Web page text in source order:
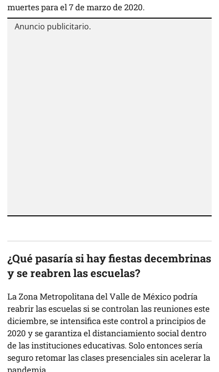
muertes para el 7 de marzo de 2020.
¿Qué pasaría si hay fiestas decembrinas
y se reabren las escuelas?
La Zona Metropolitana del Valle de México podría
reabrir las escuelas si se controlan las reuniones este
diciembre, se intensifica este control a principios de
2020 y se garantiza el distanciamiento social dentro
de las instituciones educativas. Solo entonces sería
seguro retomar las clases presenciales sin acelerar la